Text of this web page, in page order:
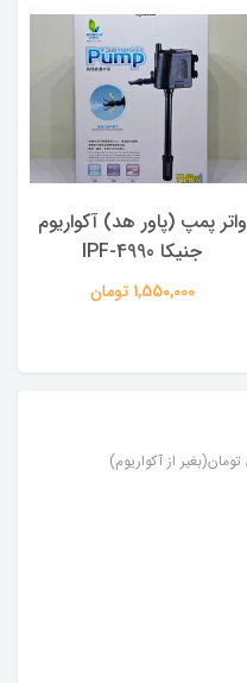
واتر پمپ (پاور هد) آکواریوم
جنیکا IPF-4990
1,550,000 تومان